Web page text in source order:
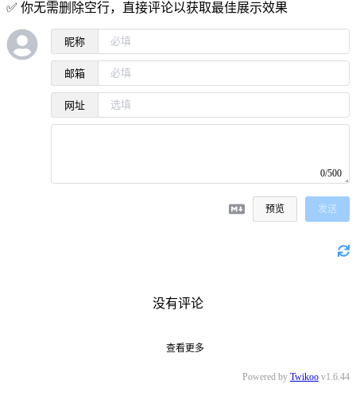
✅ 你无需删除空行，直接评论以获取最佳展示效果
昵称
邮箱
网址
0/500
预览 发送
没有评论
查看更多
Powered by Twikoo v1.6.44